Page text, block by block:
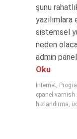
şunu
sistemsel
neden
admin
Oku
İnternet,
cpanel varnish
hızlandırma,